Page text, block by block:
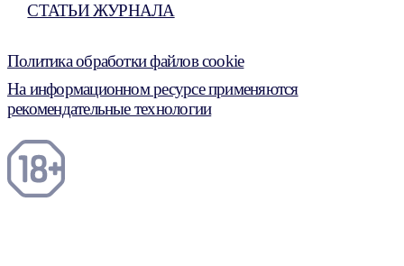
СТАТЬИ ЖУРНАЛА
Политика обработки файлов cookie
На информационном ресурсе применяются
рекомендательные технологии